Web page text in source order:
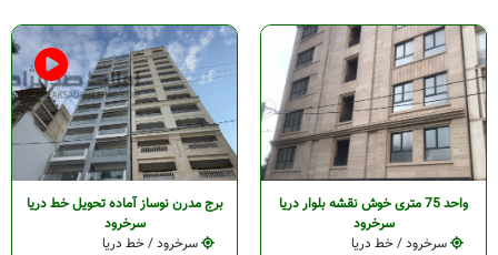
واحد 75 متری خوش نقشه بلوار دریا
سرخرود
سرخرود / خط دریا
برج مدرن نوساز آماده تحویل خط دریا
سرخرود
سرخرود / خط دریا